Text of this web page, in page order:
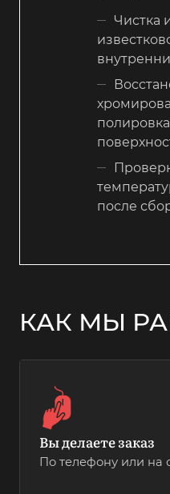
Чистка
после
КАК МЫ
Вы делаете заказ
По телефону или на